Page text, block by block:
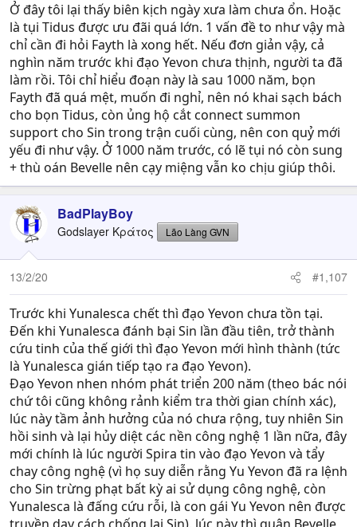
Ở đây tôi lại thấy biên kịch ngày xưa làm chưa ổn. Hoặc
là tụi Tidus được ưu đãi quá lớn. 1 vấn đề to như vậy mà
chỉ cần đi hỏi Fayth là xong hết. Nếu đơn giản vậy, cả
nghìn năm trước khi đạo Yevon chưa thịnh, người ta đã
làm rồi. Tôi chỉ hiểu đoạn này là sau 1000 năm, bọn
Fayth đã quá mệt, muốn đi nghỉ, nên nó khai sạch bách
cho bọn Tidus, còn ủng hộ cắt connect summon
support cho Sin trong trận cuối cùng, nên con quỷ mới
yếu đi như vậy. Ở 1000 năm trước, có lẽ tụi nó còn sung
+ thù oán Bevelle nên cạy miệng vẫn ko chịu giúp thôi.
BadPlayBoy
Godslayer Κράτος Lão Làng GVN
13/2/20 #1,107
Trước khi Yunalesca chết thì đạo Yevon chưa tồn tại.
Đến khi Yunalesca đánh bại Sin lần đầu tiên, trở thành
cứu tinh của thế giới thì đạo Yevon mới hình thành (tức
là Yunalesca gián tiếp tạo ra đạo Yevon).
Đạo Yevon nhen nhóm phát triển 200 năm (theo bác nói
chứ tôi cũng không rảnh kiểm tra thời gian chính xác),
lúc này tầm ảnh hưởng của nó chưa rộng, tuy nhiên Sin
hồi sinh và lại hủy diệt các nền công nghệ 1 lần nữa, đây
mới chính là lúc người Spira tin vào đạo Yevon và tẩy
chay công nghệ (vì họ suy diễn rằng Yu Yevon đã ra lệnh
cho Sin trừng phạt bất kỳ ai sử dụng công nghệ, còn
Yunalesca là đấng cứu rỗi, là con gái Yu Yevon nên được